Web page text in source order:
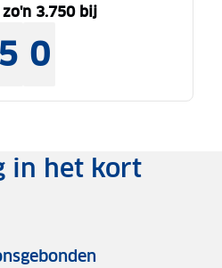
3.750 bij
5 0
in het kort